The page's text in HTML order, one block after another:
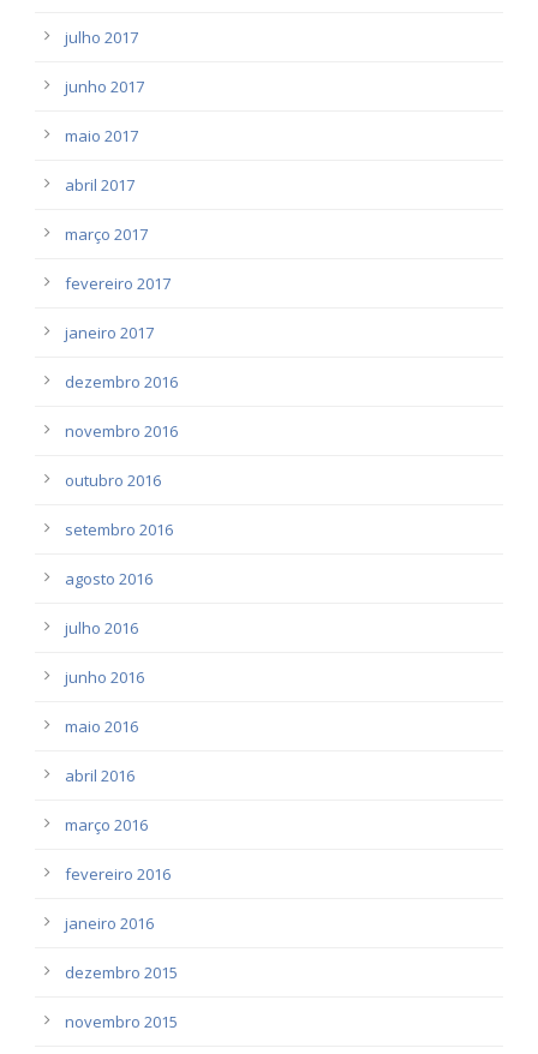
julho 2017
junho 2017
maio 2017
abril 2017
março 2017
fevereiro 2017
janeiro 2017
dezembro 2016
novembro 2016
outubro 2016
setembro 2016
agosto 2016
julho 2016
junho 2016
maio 2016
abril 2016
março 2016
fevereiro 2016
janeiro 2016
dezembro 2015
novembro 2015